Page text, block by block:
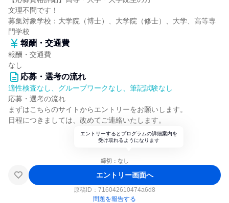
文理不問です！
募集対象学校：大学院（博士）、大学院（修士）、大学、高等専
門学校
報酬・交通費
報酬・交通費
なし
応募・選考の流れ
適性検査なし、グループワークなし、筆記試験なし
応募・選考の流れ
まずはこちらのサイトからエントリーをお願いします。
日程につきましては、改めてご連絡いたします。
エントリーするとプログラムの詳細案内を
受け取れるようになります
締切：なし
エントリー画面へ
原稿ID： 716042610474a6d8
問題を報告する